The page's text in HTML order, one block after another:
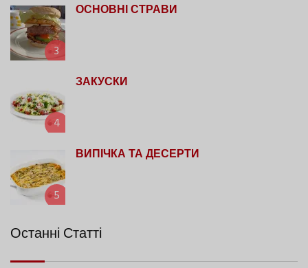
3
ОСНОВНІ СТРАВИ
4
ЗАКУСКИ
5
ВИПІЧКА ТА ДЕСЕРТИ
Останні Статті